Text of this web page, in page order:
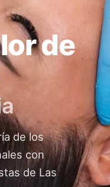
de
de los
con
de Las